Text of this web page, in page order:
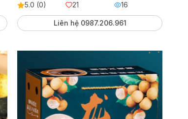
5.0 (0) 21 16
Liên hệ 0987.206.961